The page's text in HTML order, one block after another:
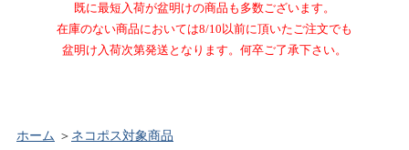
既に最短入荷が盆明けの商品も多数ございます。
在庫のない商品においては8/10以前に頂いたご注文でも
盆明け入荷次第発送となります。何卒ご了承下さい。
ホーム ＞ ネコポス対象商品